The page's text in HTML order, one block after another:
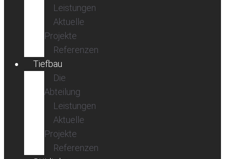
Leistungen
Aktuelle
Projekte
Referenzen
Tiefbau
Die
Abteilung
Leistungen
Aktuelle
Projekte
Referenzen